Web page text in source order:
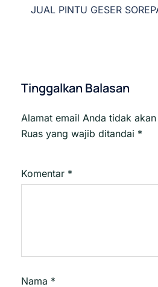
JUAL PINTU GESER
Tinggalkan Balasan
Alamat email Anda tidak
Ruas yang wajib ditandai *
Komentar *
Nama *